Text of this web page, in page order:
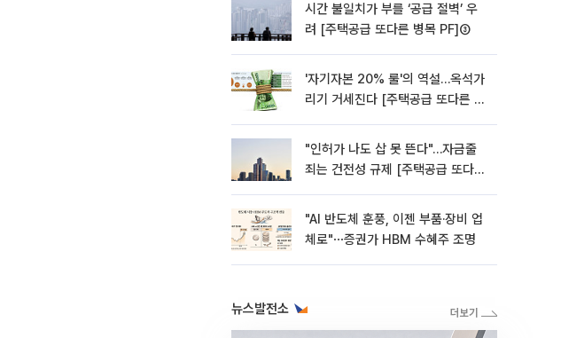
시간 불일치가 부를 ‘공급 절벽’ 우
려 [주택공급 또다른 병목 PF]③
'자기자본 20% 룰'의 역설…옥석가
리기 거세진다 [주택공급 또다른 병
"인허가 나도 삽 못 뜬다"…자금줄
죄는 건전성 규제 [주택공급 또다른
"AI 반도체 훈풍, 이젠 부품·장비 업
체로"⋯증권가 HBM 수혜주 조명
뉴스발전소